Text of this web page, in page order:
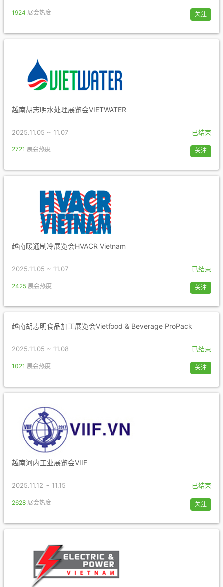
1924 展会热度 关注
越南胡志明水处理展览会VIETWATER
2025.11.05 ~ 11.07 已结束
2721 展会热度 关注
越南暖通制冷展览会HVACR Vietnam
2025.11.05 ~ 11.07 已结束
2425 展会热度 关注
越南胡志明食品加工展览会Vietfood & Beverage ProPack
2025.11.05 ~ 11.08 已结束
1021 展会热度 关注
越南河内工业展览会VIIF
2025.11.12 ~ 11.15 已结束
2628 展会热度 关注